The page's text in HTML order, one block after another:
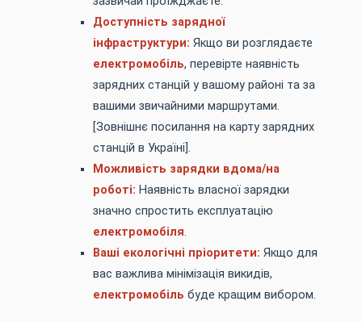
Доступність зарядної
інфраструктури: Якщо ви розглядаєте
електромобіль, перевірте наявність
зарядних станцій у вашому районі та за
вашими звичайними маршрутами.
[Зовнішнє посилання на карту зарядних
станцій в Україні].
Можливість зарядки вдома/на
роботі: Наявність власної зарядки
значно спростить експлуатацію
електромобіля.
Ваші екологічні пріоритети: Якщо для
вас важлива мінімізація викидів,
електромобіль буде кращим вибором.